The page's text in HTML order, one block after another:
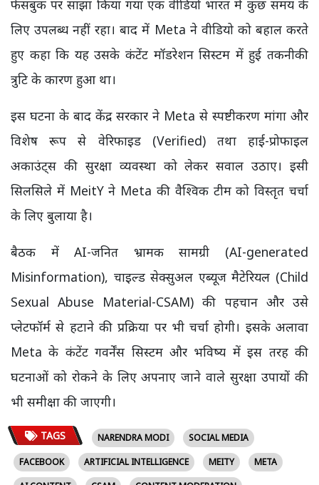
फेसबुक पर साझा किया गया एक वीडियो भारत में कुछ समय के
लिए उपलब्ध नहीं रहा। बाद में Meta ने वीडियो को बहाल करते
हुए कहा कि यह उसके कंटेंट मॉडरेशन सिस्टम में हुई तकनीकी
त्रुटि के कारण हुआ था।
इस घटना के बाद केंद्र सरकार ने Meta से स्पष्टीकरण मांगा और
विशेष रूप से वेरिफाइड (Verified) तथा हाई-प्रोफाइल
अकाउंट्स की सुरक्षा व्यवस्था को लेकर सवाल उठाए। इसी
सिलसिले में MeitY ने Meta की वैश्विक टीम को विस्तृत चर्चा
के लिए बुलाया है।
बैठक में AI-जनित भ्रामक सामग्री (AI-generated
Misinformation), चाइल्ड सेक्सुअल एब्यूज मैटेरियल (Child
Sexual Abuse Material-CSAM) की पहचान और उसे
प्लेटफॉर्म से हटाने की प्रक्रिया पर भी चर्चा होगी। इसके अलावा
Meta के कंटेंट गवर्नेंस सिस्टम और भविष्य में इस तरह की
घटनाओं को रोकने के लिए अपनाए जाने वाले सुरक्षा उपायों की
भी समीक्षा की जाएगी।
TAGS NARENDRA MODI
SOCIAL MEDIA
FACEBOOK
ARTIFICIAL INTELLIGENCE MEITY
META